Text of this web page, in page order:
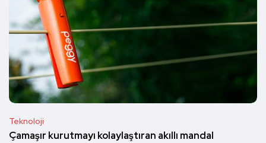
Teknoloji
Çamaşır kurutmayı kolaylaştıran akıllı mandal